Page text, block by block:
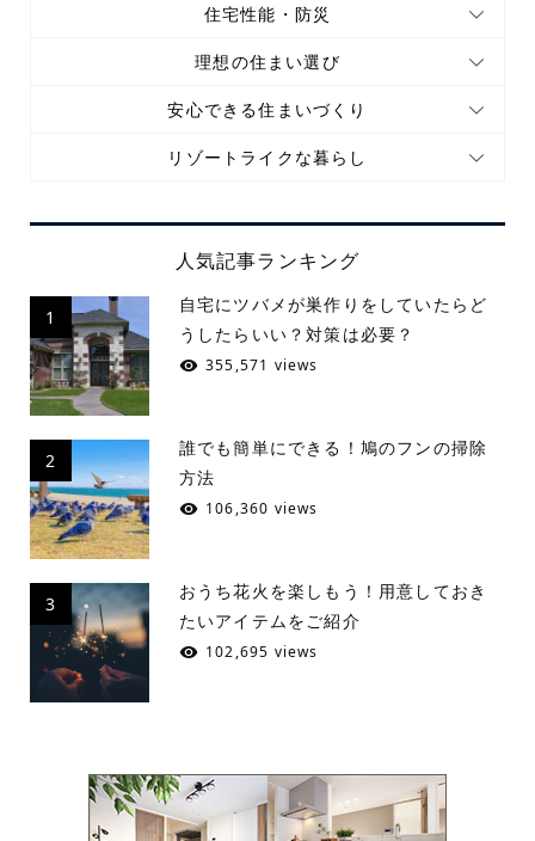
住宅性能・防災
理想の住まい選び
安心できる住まいづくり
リゾートライクな暮らし
人気記事ランキング
1
自宅にツバメが巣作りをしていたらど
うしたらいい？対策は必要？
355,571 views
2
誰でも簡単にできる！鳩のフンの掃除
方法
106,360 views
3
おうち花火を楽しもう！用意しておき
たいアイテムをご紹介
102,695 views